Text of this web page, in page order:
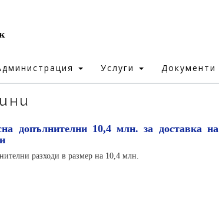
Услуги Документи
допълнителни 10,4 млн. за доставка на
разходи в размер на 10,4 млн.